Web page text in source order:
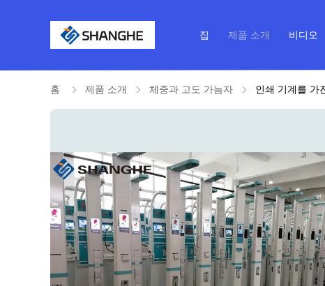
집 제품 소개 비디오
홈 제품 소개 체중과 고도 가늠자 인쇄 기계를 가